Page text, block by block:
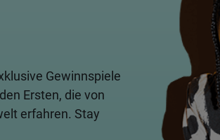
Gewinnspiele
Ersten, die von
erfahren. Stay